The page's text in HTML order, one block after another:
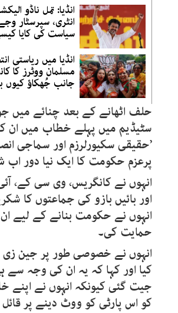
انڈیا: تمل ناڈو
انٹری، سپرسٹار
سیاست کی کایا
انڈیا میں ریاستی
مسلمان ووٹرز کا
جانب جُھکاؤ کیوں
حلف اٹھانے کے بعد چنائے میں
سٹیڈیم میں پہلے خطاب میں ان
’حقیقی سکیورلرزم اور سماجی
پرعزم حکومت کا ایک نیا دور اب
انہوں نے کانگریس، وی سی کے،
اور بائیں بازو کی جماعتوں کا
انہوں نے حکومت بنانے کے لیے
حمایت کی۔
انہوں نے خصوصی طور پر جین زی
کیا اور کہا کہ یہ ان کی وجہ سے
جیت گئی کیونکہ انہوں نے اپنے
کو اس پارٹی کو ووٹ دینے پر قائل